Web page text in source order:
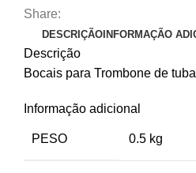
Share:
DESCRIÇÃOINFORMAÇÃO
Descrição
Bocais para Trombone de
Informação adicional
PESO 0.5 kg